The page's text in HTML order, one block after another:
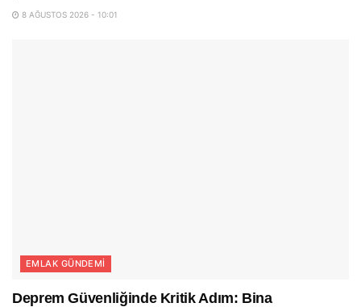
8 AĞUSTOS 2026 - 10:01
EMLAK GÜNDEMI
Deprem Güvenliğinde Kritik Adım: Bina